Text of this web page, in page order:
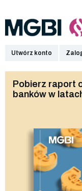
Utwórz konto
Pobierz raport
banków w